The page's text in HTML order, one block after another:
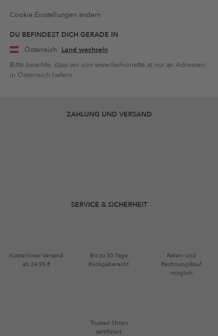
Cookie Einstellungen ändern
DU BEFINDEST DICH GERADE IN
Österreich Land wechseln
Bitte beachte, dass wir von www.fashionette.at nur an Adressen
in Österreich liefern.
ZAHLUNG UND VERSAND
SERVICE & SICHERHEIT
Kostenloser Versand
ab 24,95 €
Bis zu 30 Tage
Rückgaberecht
Raten- und
Rechnungskauf
möglich
Trusted Shops
zertifiziert